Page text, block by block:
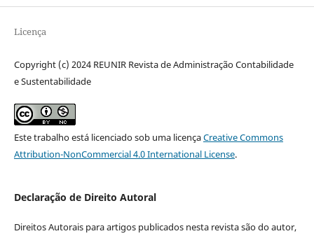
Licença
Copyright (c) 2024 REUNIR Revista de Administração Contabilidade
e Sustentabilidade
Este trabalho está licenciado sob uma licençaCreative Commons
Attribution-NonCommercial 4.0 International License.
Declaração de Direito Autoral
Direitos Autorais para artigos publicados nesta revista são do autor,